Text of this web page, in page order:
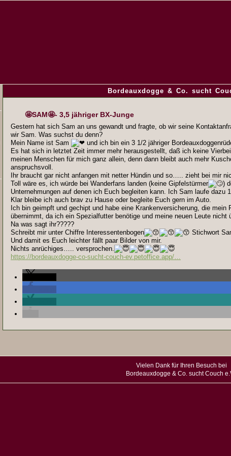
Bordeauxdogge & Co. sucht
🤩SAM🤩- 3,5 jähriger BX-Junge
Gestern hat sich Sam an uns gewandt und fragte, ob wir seine
wir Sam. Was suchst du denn?
Mein Name ist Sam
und ich bin ein 3 1/2 jähriger
Es hat sich in letztet Zeit immer mehr herausgestellt, daß ich keine
meinen Menschen für mich ganz allein, denn dann bleibt auch mehr
anspruchsvoll.
Ihr braucht gar nicht anfangen mit netter Hündin und so….. zieht bei mir
Toll wäre es, ich würde bei Wanderfans landen (keine Gipfelstürmer
)
Unternehmungen auf denen ich Euch begleiten kann. Ich Sam laufe dazu
Klar bleibe ich auch brav zu Hause oder begleite Euch gern im Auto.
Ich bin geimpft und gechipt und habe eine Krankenversicherung, die mein
übernimmt, da ich ein Spezialfutter benötige und meine neuen Leute nicht
Na was sagt ihr?????
Schreibt mir unter Chiffre Interessentenbogen
Stichwort
Und damit es Euch leichter fällt paar Bilder von mir.
Nichts anrüchiges….. versprochen.
https://bordeauxdogge-co-sucht-couch-ev.petoffice.app/…
Vielen Dank für Ihren Besuch bei
Bordeauxdogge & Co. sucht Couch